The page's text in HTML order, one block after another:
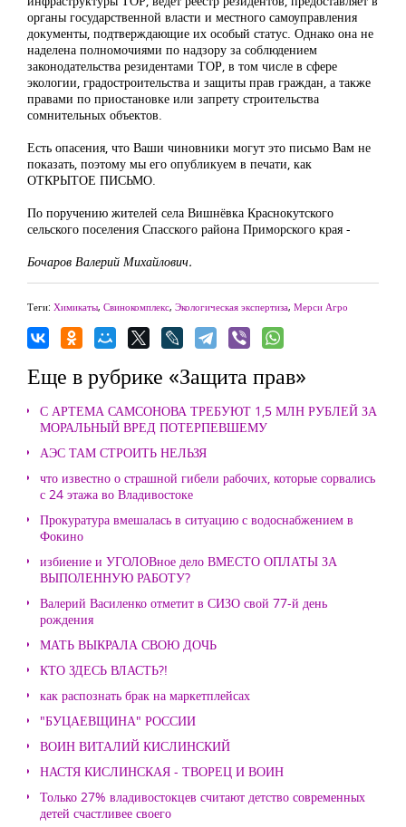
органы государственной власти и местного самоуправления
документы, подтверждающие их особый статус. Однако она не
наделена полномочиями по надзору за соблюдением
законодательства резидентами ТОР, в том числе в сфере
экологии, градостроительства и защиты прав граждан, а также
правами по приостановке или запрету строительства
сомнительных объектов.
Есть опасения, что Ваши чиновники могут это письмо Вам не
показать, поэтому мы его опубликуем в печати, как
ОТКРЫТОЕ ПИСЬМО.
По поручению жителей села Вишнёвка Краснокутского
сельского поселения Спасского района Приморского края -
Бочаров Валерий Михайлович.
Теги: Химикаты, Свинокомплекс, Экологическая экспертиза, Мерси Агро
Еще в рубрике «Защита прав»
С АРТЕМА САМСОНОВА ТРЕБУЮТ 1,5 МЛН РУБЛЕЙ ЗА
МОРАЛЬНЫЙ ВРЕД ПОТЕРПЕВШЕМУ
АЭС ТАМ СТРОИТЬ НЕЛЬЗЯ
что известно о страшной гибели рабочих, которые сорвались
с 24 этажа во Владивостоке
Прокуратура вмешалась в ситуацию с водоснабжением в
Фокино
избиение и УГОЛОВное дело ВМЕСТО ОПЛАТЫ ЗА
ВЫПОЛЕННУЮ РАБОТУ?
Валерий Василенко отметит в СИЗО свой 77-й день
рождения
МАТЬ ВЫКРАЛА СВОЮ ДОЧЬ
КТО ЗДЕСЬ ВЛАСТЬ?!
как распознать брак на маркетплейсах
"БУЦАЕВЩИНА" РОССИИ
ВОИН ВИТАЛИЙ КИСЛИНСКИЙ
НАСТЯ КИСЛИНСКАЯ - ТВОРЕЦ И ВОИН
Только 27% владивостокцев считают детство современных
детей счастливее своего